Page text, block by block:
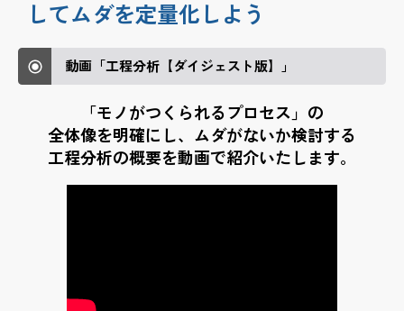
してムダを定量化しよう
動画「工程分析【ダイジェスト版】」
「モノがつくられるプロセス」の
全体像を明確にし、 ムダがないか検討する
工程分析の概要を動画で紹介いたします。